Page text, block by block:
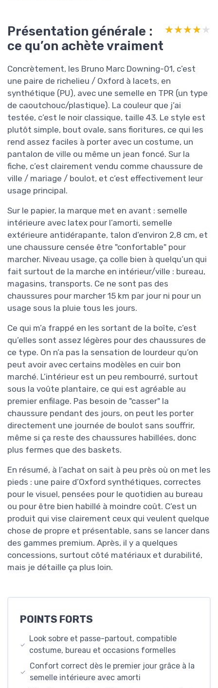
Présentation générale :
ce qu’on achète vraiment
★★★★★
★★★★★
Concrètement, les Bruno Marc Downing-01, c’est
une paire de richelieu / Oxford à lacets, en
synthétique (PU), avec une semelle en TPR (un type
de caoutchouc/plastique). La couleur que j’ai
testée, c’est le noir classique, taille 43. Le style est
plutôt simple, bout ovale, sans fioritures, ce qui les
rend assez faciles à porter avec un costume, un
pantalon de ville ou même un jean foncé. Sur la
fiche, c’est clairement vendu comme chaussure de
ville / mariage / boulot, et c’est effectivement leur
usage principal.
Sur le papier, la marque met en avant : semelle
intérieure avec latex pour l’amorti, semelle
extérieure antidérapante, talon d’environ 2,8 cm, et
une chaussure censée être "confortable" pour
marcher. Niveau usage, ça colle bien à quelqu’un qui
fait surtout de la marche en intérieur/ville : bureau,
magasins, transports. Ce ne sont pas des
chaussures pour marcher 15 km par jour ni pour un
usage sous la pluie tous les jours.
Ce qui m’a frappé en les sortant de la boîte, c’est
qu’elles sont assez légères pour des chaussures de
ce type. On n’a pas la sensation de lourdeur qu’on
peut avoir avec certains modèles en cuir bon
marché. L’intérieur est un peu rembourré, surtout
sous la voûte plantaire, ce qui est agréable au
premier enfilage. Pas besoin de "casser" la
chaussure pendant des jours, on peut les porter
directement une journée de boulot sans souffrir,
même si ça reste des chaussures habillées, donc
plus fermes que des baskets.
En résumé, à l’achat on sait à peu près où on met les
pieds : une paire d’Oxford synthétiques, correctes
pour le visuel, pensées pour le quotidien au bureau
ou pour être bien habillé à moindre coût. C’est un
produit qui vise clairement ceux qui veulent quelque
chose de propre et présentable, sans se lancer dans
des gammes premium. Après, il y a quelques
concessions, surtout côté matériaux et durabilité,
mais je détaille ça plus loin.
POINTS FORTS
Look sobre et passe-partout, compatible
costume, bureau et occasions formelles
Confort correct dès le premier jour grâce à la
semelle intérieure avec amorti